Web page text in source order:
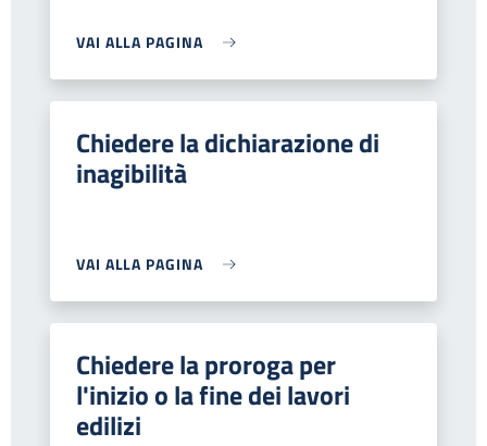
VAI ALLA PAGINA
Chiedere la dichiarazione di
inagibilità
VAI ALLA PAGINA
Chiedere la proroga per
l'inizio o la fine dei lavori
edilizi